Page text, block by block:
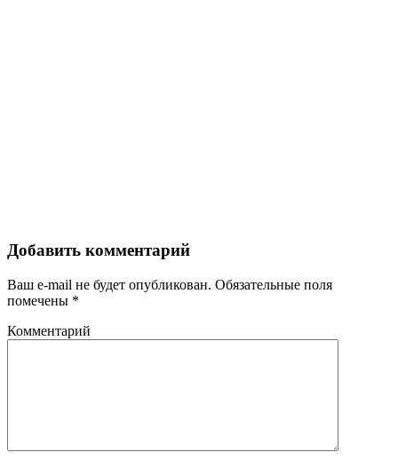
Добавить комментарий
Ваш e-mail не будет опубликован. Обязательные поля
помечены *
Комментарий